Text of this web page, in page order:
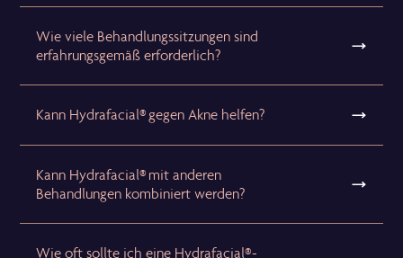
Wie viele Behandlungssitzungen sind
erfahrungsgemäß erforderlich?
Kann Hydrafacial® gegen Akne helfen?
Kann Hydrafacial® mit anderen
Behandlungen kombiniert werden?
Wie oft sollte ich eine Hydrafacial®-